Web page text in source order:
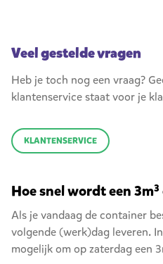
Veel gestelde vragen
Heb je toch nog een vraag?
klantenservice staat voor je
KLANTENSERVICE
Hoe snel wordt een
Als je vandaag de container
volgende (werk)dag leveren.
mogelijk om op zaterdag een